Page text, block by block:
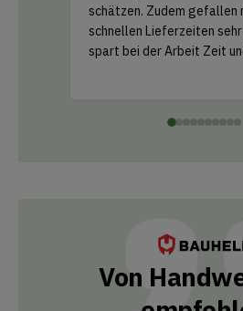
schätzen. Zudem gefallen
schnellen Lieferzeiten
spart bei der Arbeit Zeit
Von